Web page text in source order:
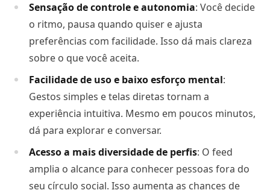
Sensação de controle e autonomia: Você decide
o ritmo, pausa quando quiser e ajusta
preferências com facilidade. Isso dá mais clareza
sobre o que você aceita.
Facilidade de uso e baixo esforço mental:
Gestos simples e telas diretas tornam a
experiência intuitiva. Mesmo em poucos minutos,
dá para explorar e conversar.
Acesso a mais diversidade de perfis: O feed
amplia o alcance para conhecer pessoas fora do
seu círculo social. Isso aumenta as chances de